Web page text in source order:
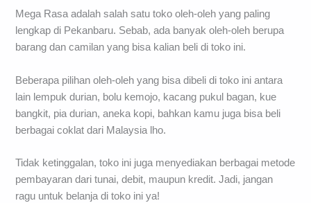
Mega Rasa adalah salah satu toko oleh-oleh yang paling
lengkap di Pekanbaru. Sebab, ada banyak oleh-oleh berupa
barang dan camilan yang bisa kalian beli di toko ini.
Beberapa pilihan oleh-oleh yang bisa dibeli di toko ini antara
lain lempuk durian, bolu kemojo, kacang pukul bagan, kue
bangkit, pia durian, aneka kopi, bahkan kamu juga bisa beli
berbagai coklat dari Malaysia lho.
Tidak ketinggalan, toko ini juga menyediakan berbagai metode
pembayaran dari tunai, debit, maupun kredit. Jadi, jangan
ragu untuk belanja di toko ini ya!